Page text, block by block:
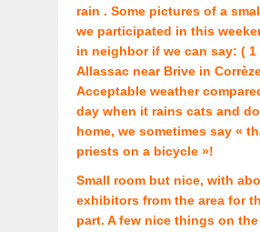
rain . Some pictures of a
we participated in this
in neighbor if we can say: ( 1
Allassac near Brive in
Acceptable weather
day when it rains cats and
home, we sometimes say «
priests on a bicycle »!
Small room but nice, with
exhibitors from the area for
part. A few nice things on